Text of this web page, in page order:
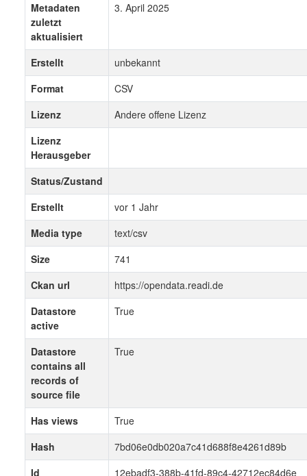
Metadaten
zuletzt
aktualisiert
3. April 2025
Erstellt
unbekannt
Format
CSV
Lizenz
Andere offene Lizenz
Lizenz
Herausgeber
Status/Zustand
Erstellt
vor 1 Jahr
Media type
text/csv
Size
741
Ckan url
https://opendata.readi.de
Datastore
active
True
Datastore
contains all
records of
source file
True
Has views
True
Hash
7bd06e0db020a7c41d688f8e4261d89b
Id
12ebadf3-388b-41fd-89c4-42712ec84d6e